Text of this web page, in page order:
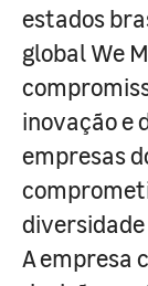
estados
global We
inovação e
empresas
A empresa